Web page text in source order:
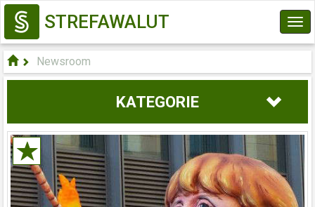
STREFAWALUT
Newsroom
KATEGORIE